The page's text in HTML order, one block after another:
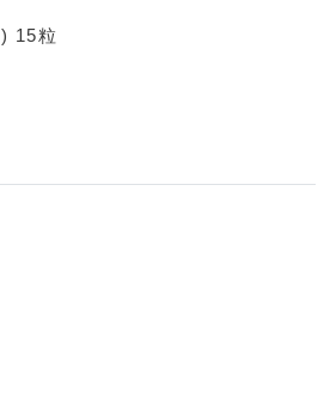
) 15粒